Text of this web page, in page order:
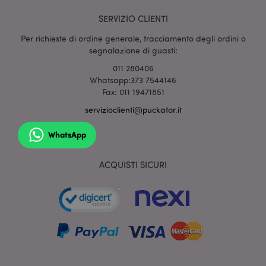
SERVIZIO CLIENTI
Per richieste di ordine generale, tracciamento degli ordini o
segnalazione di guasti:
011 280406
Whatsapp:373 7544146
Fax: 011 19471851
servizioclienti@puckator.it
WhatsApp
ACQUISTI SICURI
_hjIncludedInSessionSample
searchReport-log
Adobe Inc.
www.puckator.it